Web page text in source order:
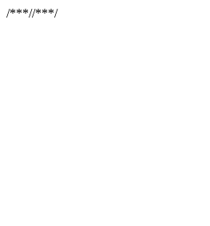
/***//***/